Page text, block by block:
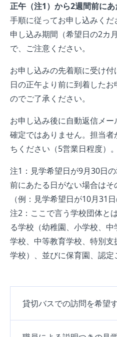
正午（注1）から2週間前に
手順に従ってお申し込みく
申し込み期間（希望日の2カ
で、ご注意ください。
お申し込みの先着順に受け
日の正午より前に到着した
のでご了承ください。
お申し込み後に自動返信メ
確定ではありません。担当
ちください（5営業日程度）。
注1：見学希望日が9月30日
前にあたる日がない場合は
（例：見学希望日が10月31
注2：ここで言う学校団体と
る学校（幼稚園、小学校、
学校、中等教育学校、特別
学校）、並びに保育園、認定
貸切バスでの訪問を希望